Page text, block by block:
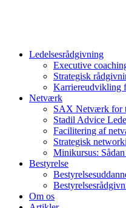
Ledelsesrådgivning
Executive
Strategisk
Karriereudvikling
Netværk
SAX Netværk for
Stadil Advice
Facilitering af
Strategisk
Minikursus:
Bestyrelse
Om os